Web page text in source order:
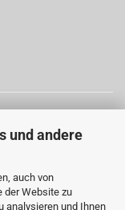
und andere
auch von
der Website zu
analysieren und Ihnen